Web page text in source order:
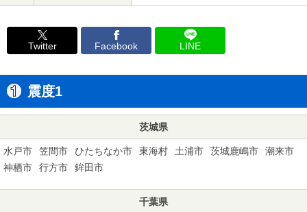
Twitter Facebook LINE
震度1
茨城県
水戸市 笠間市 ひたちなか市 東海村 土浦市 茨城鹿嶋市
潮来市
神栖市
行方市 鉾田市
千葉県